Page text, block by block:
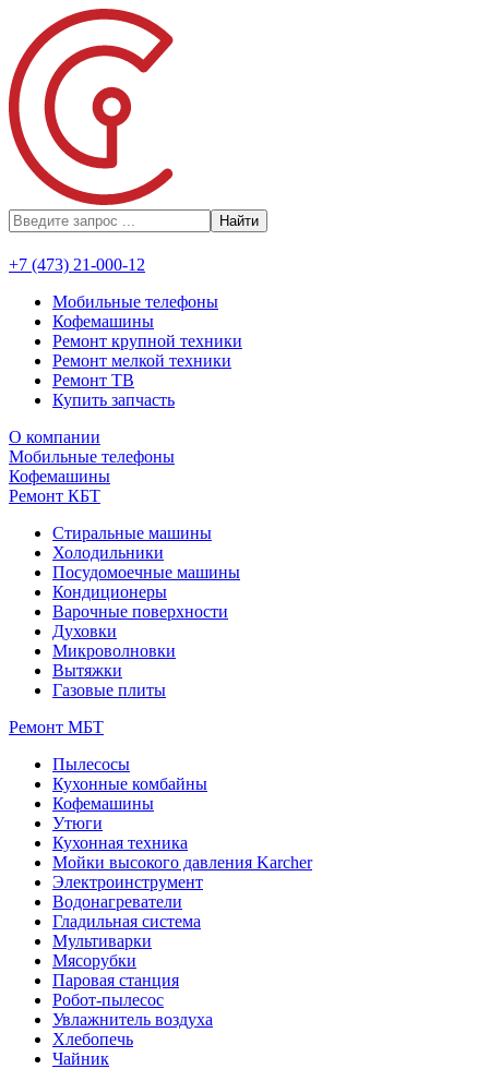
Найти
+7 (473) 21-000-12
Мобильные телефоны
Кофемашины
Ремонт крупной техники
Ремонт мелкой техники
Ремонт ТВ
Купить запчасть
О компании
Мобильные телефоны
Кофемашины
Ремонт КБТ
Стиральные машины
Холодильники
Посудомоечные машины
Кондиционеры
Варочные поверхности
Духовки
Микроволновки
Вытяжки
Газовые плиты
Ремонт МБТ
Пылесосы
Кухонные комбайны
Кофемашины
Утюги
Кухонная техника
Мойки высокого давления Karcher
Электроинструмент
Водонагреватели
Гладильная система
Мультиварки
Мясорубки
Паровая станция
Робот-пылесос
Увлажнитель воздуха
Хлебопечь
Чайник